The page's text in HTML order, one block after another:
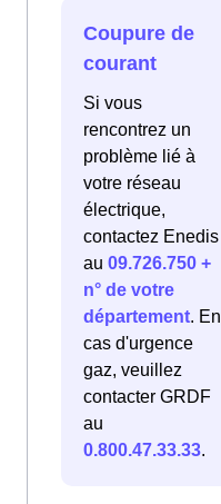
Coupure de
courant
Si vous
rencontrez un
problème lié à
votre réseau
électrique,
contactez Enedis
au 09.726.750 +
n° de votre
département. En
cas d'urgence
gaz, veuillez
contacter GRDF
au
0.800.47.33.33.